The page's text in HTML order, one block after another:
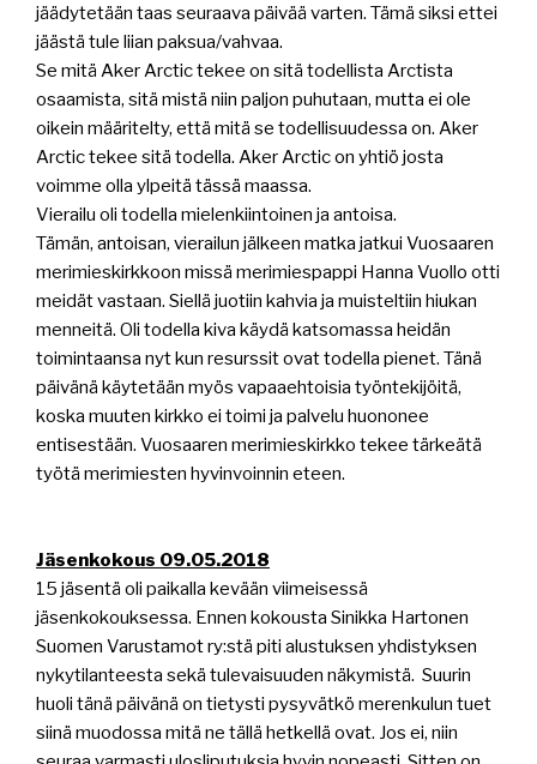
jäädytetään taas seuraava päivää varten. Tämä siksi ettei
jäästä tule liian paksua/vahvaa.
Se mitä Aker Arctic tekee on sitä todellista Arctista
osaamista, sitä mistä niin paljon puhutaan, mutta ei ole
oikein määritelty, että mitä se todellisuudessa on. Aker
Arctic tekee sitä todella. Aker Arctic on yhtiö josta
voimme olla ylpeitä tässä maassa.
Vierailu oli todella mielenkiintoinen ja antoisa.
Tämän, antoisan, vierailun jälkeen matka jatkui Vuosaaren
merimieskirkkoon missä merimiespappi Hanna Vuollo otti
meidät vastaan. Siellä juotiin kahvia ja muisteltiin hiukan
menneitä. Oli todella kiva käydä katsomassa heidän
toimintaansa nyt kun resurssit ovat todella pienet. Tänä
päivänä käytetään myös vapaaehtoisia työntekijöitä,
koska muuten kirkko ei toimi ja palvelu huononee
entisestään. Vuosaaren merimieskirkko tekee tärkeätä
työtä merimiesten hyvinvoinnin eteen.
Jäsenkokous 09.05.2018
15 jäsentä oli paikalla kevään viimeisessä
jäsenkokouksessa. Ennen kokousta Sinikka Hartonen
Suomen Varustamot ry:stä piti alustuksen yhdistyksen
nykytilanteesta sekä tulevaisuuden näkymistä. Suurin
huoli tänä päivänä on tietysti pysyvätkö merenkulun tuet
siinä muodossa mitä ne tällä hetkellä ovat. Jos ei, niin